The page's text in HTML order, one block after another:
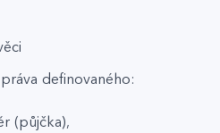
definovaného:
(půjčka),